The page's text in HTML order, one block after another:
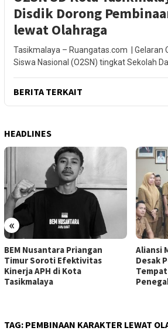
Disdik Dorong
lewat Olahraga
Tasikmalaya – Ruangatas.com | Gelaran
Siswa Nasional (O2SN) tingkat Sekolah
BERITA TERKAIT
HEADLINES
«
BEM Nusantara Priangan
Timur Soroti Efektivitas
Kinerja APH di Kota
Tasikmalaya
Aliansi
Desak
TAG: PEMBINAAN KARAKTER LEWAT